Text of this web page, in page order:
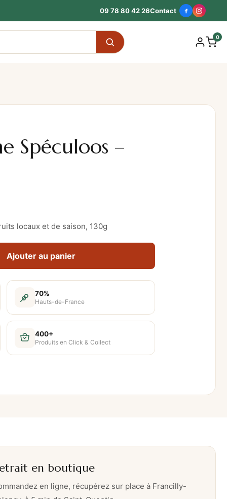
09 78 80 42 26Contact
0
Spéculoos –
locaux et de saison, 130g
Ajouter au panier
70%
Hauts-de-France
400+
Produits en Click & Collect
en boutique
en ligne, récupérez sur place à Francilly-